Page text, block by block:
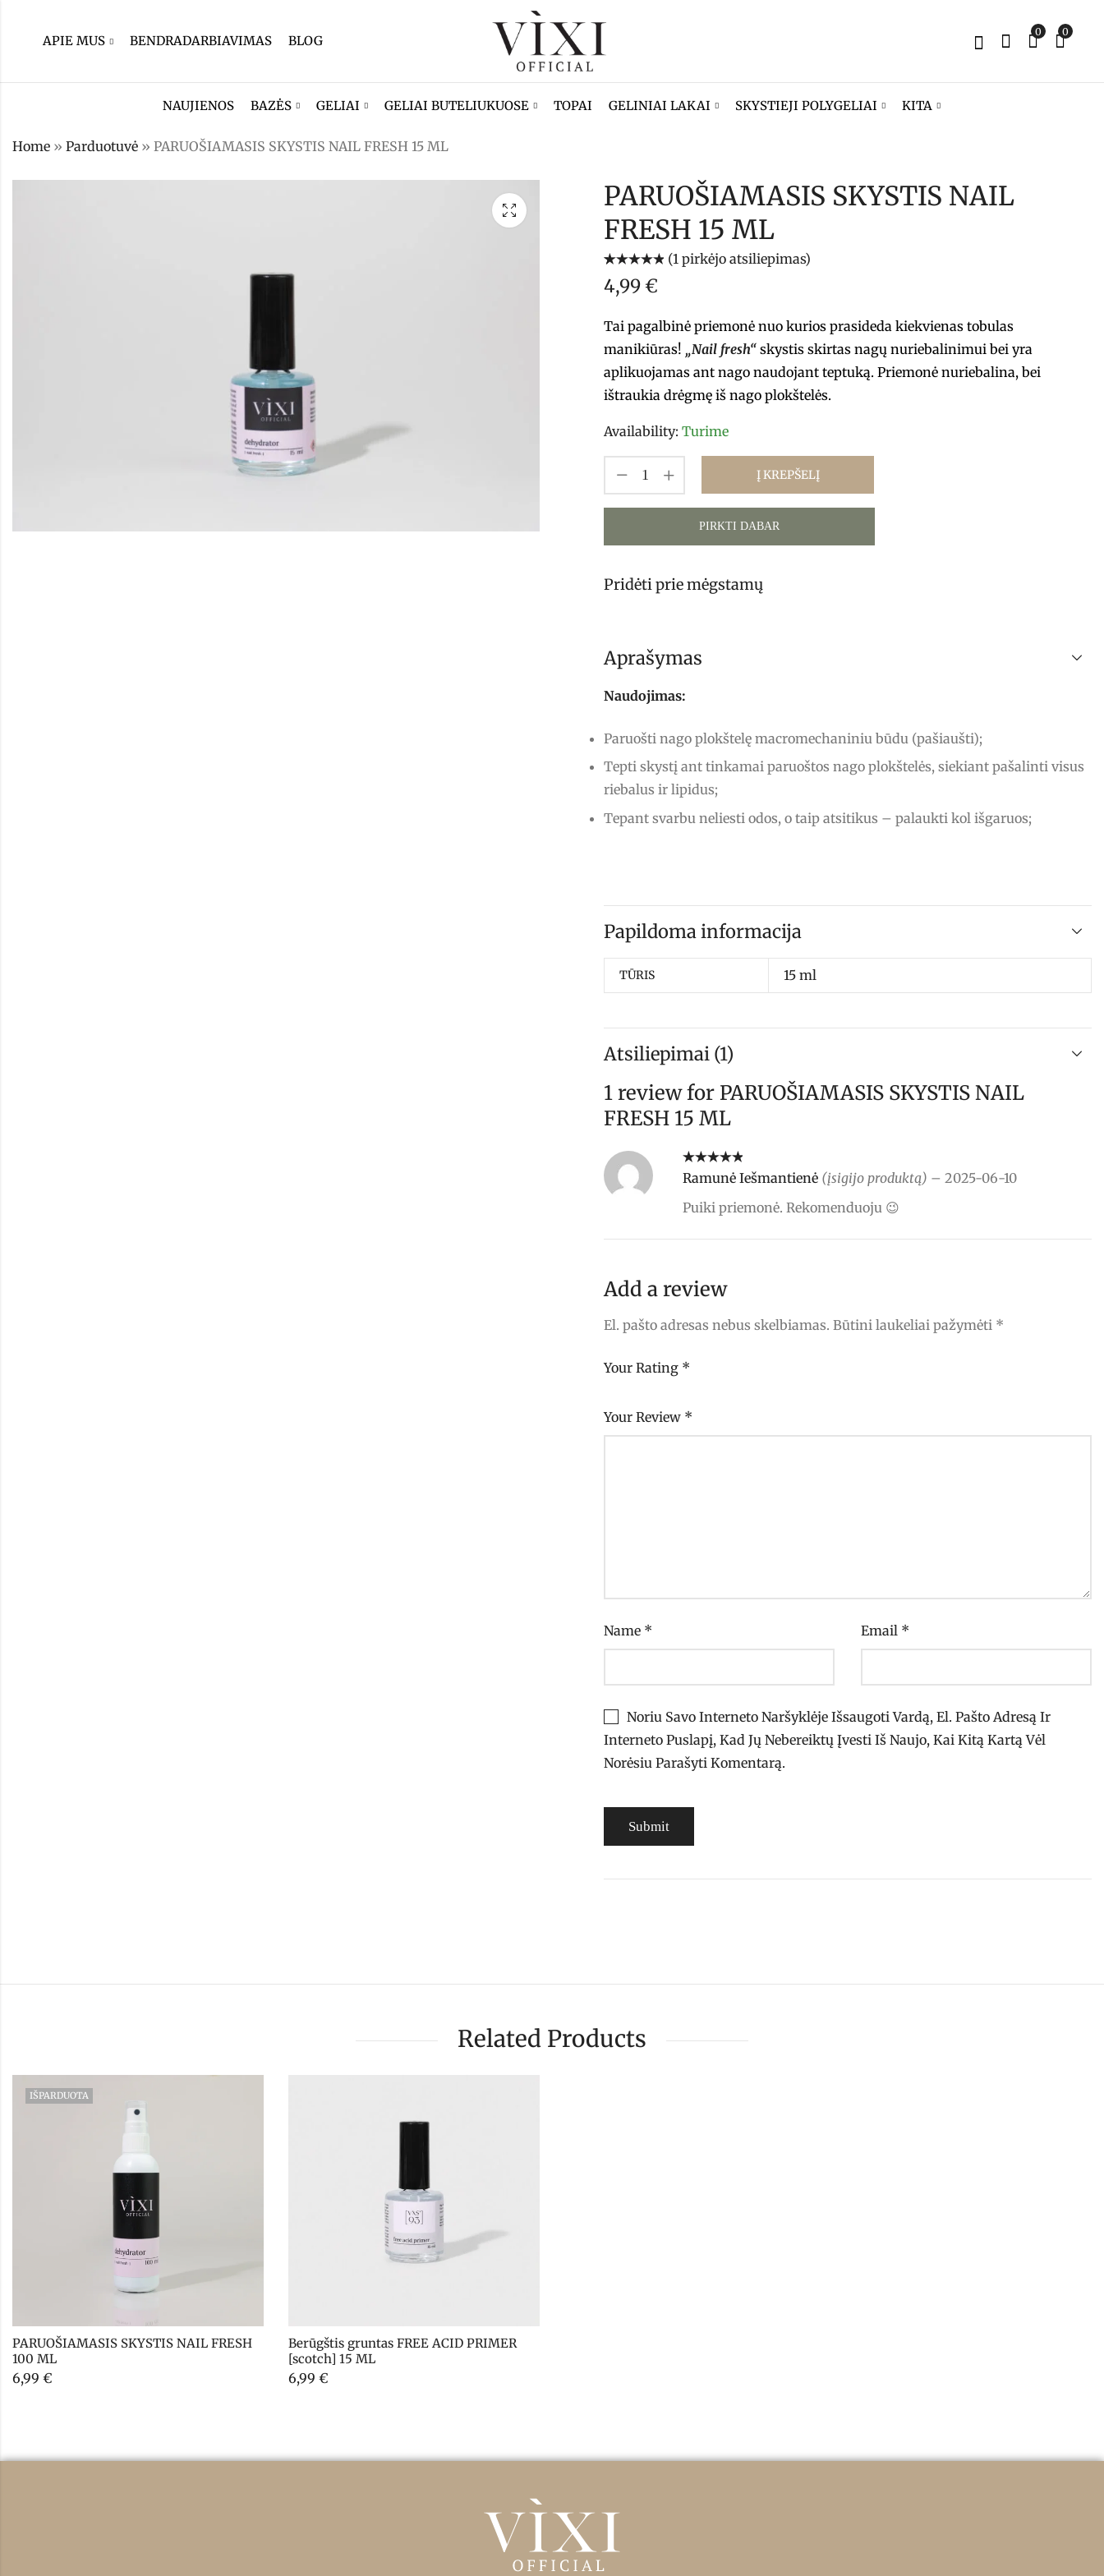
APIE MUS BENDRADARBIAVIMAS BLOG
0 0
NAUJIENOS BAZĖS GELIAI GELIAI BUTELIUKUOSE TOPAI GELINIAI LAKAI SKYSTIEJI POLYGELIAI KITA
Home » Parduotuvė » PARUOŠIAMASIS SKYSTIS NAIL FRESH 15 ML
GELINIAI NAGŲ
FLUID GELIS -
PARUOŠIAMASIS SKYSTIS NAIL
FRESH 15 ML
5.00iš 5
(viso
(1 pirkėjo atsiliepimas)
4,99 €
Tai pagalbinė priemonė nuo kurios prasideda kiekvienas tobulas
manikiūras! „Nail fresh“ skystis skirtas nagų nuriebalinimui bei yra
aplikuojamas ant nago naudojant teptuką. Priemonė nuriebalina, bei
ištraukia drėgmę iš nago plokštelės.
Availability: Turime
Į KREPŠELĮ
PIRKTI DABAR
Pridėti prie mėgstamų
Aprašymas
Naudojimas:
Paruošti nago plokštelę macromechaniniu būdu (pašiaušti);
Tepti skystį ant tinkamai paruoštos nago plokštelės, siekiant pašalinti visus
riebalus ir lipidus;
Tepant svarbu neliesti odos, o taip atsitikus – palaukti kol išgaruos;
Papildoma informacija
TŪRIS 15 ml
Atsiliepimai (1)
1 review for PARUOŠIAMASIS SKYSTIS NAIL
FRESH 15 ML
Įvertinimas:
5iš 5
Ramunė Iešmantienė (įsigijo produktą) – 2025-06-10
Puiki priemonė. Rekomenduoju 😉
Add a review
El. pašto adresas nebus skelbiamas. Būtini laukeliai pažymėti *
Your Rating *
Your Review *
Name * Email *
Noriu Savo Interneto Naršyklėje Išsaugoti Vardą, El. Pašto Adresą Ir
Interneto Puslapį, Kad Jų Nebereiktų Įvesti Iš Naujo, Kai Kitą Kartą Vėl
Norėsiu Parašyti Komentarą.
Related Products
IŠPARDUOTA
PARUOŠIAMASIS SKYSTIS NAIL FRESH
100 ML
6,99 €
Berūgštis gruntas FREE ACID PRIMER
[scotch] 15 ML
6,99 €